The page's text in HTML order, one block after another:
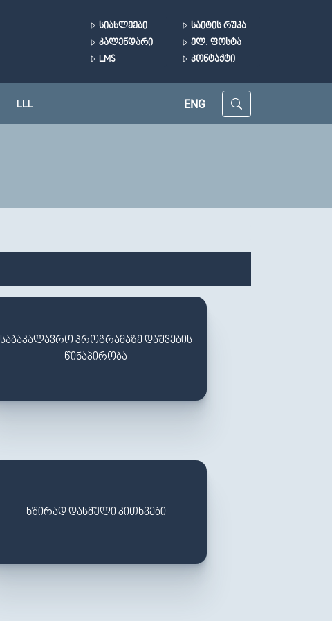
ᲡᲘᲐᲮᲚᲔᲔᲑᲘ
ᲙᲐᲚᲔᲜᲓᲐᲠᲘ
LMS
ᲡᲐᲘᲢᲘᲡ ᲠᲣᲙᲐ
ᲔᲚ. ᲤᲝᲡᲢᲐ
ᲙᲝᲜᲢᲐᲥᲢᲘ
LLL ENG
ᲡᲐᲑᲐᲙᲐᲚᲐᲕᲠᲝ ᲞᲠᲝᲒᲠᲐᲛᲐᲖᲔ ᲓᲐᲨᲕᲔᲑᲘᲡ
ᲬᲘᲜᲐᲞᲘᲠᲝᲑᲐ
ᲮᲨᲘᲠᲐᲓ ᲓᲐᲡᲛᲣᲚᲘ ᲙᲘᲗᲮᲕᲔᲑᲘ